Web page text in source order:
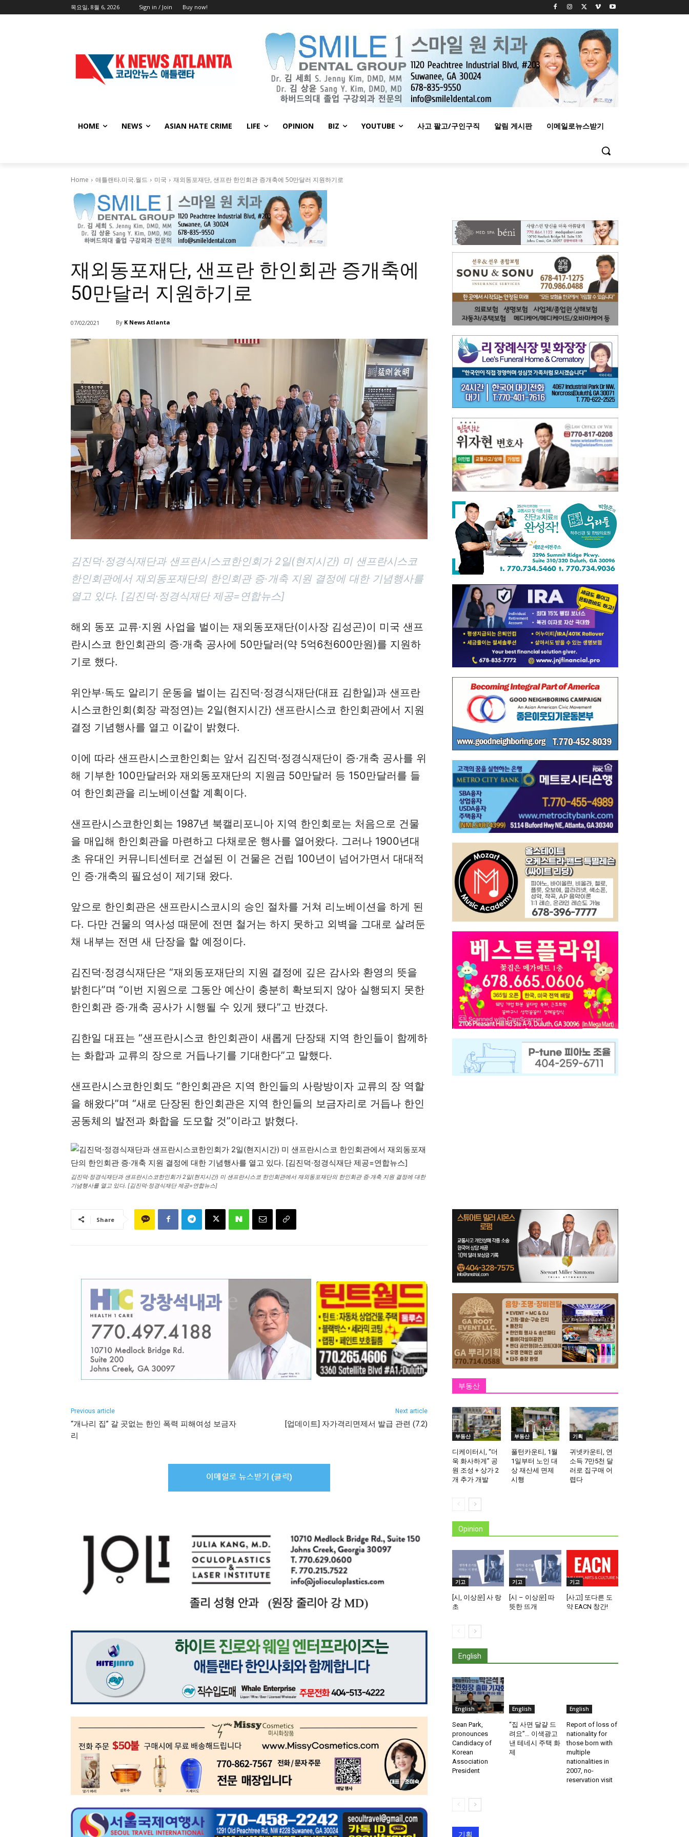
목요일, 8월 6, 2026 Sign in / Join Buy now!
HOME NEWS ASIAN HATE CRIME LIFE OPINION BIZ YOUTUBE 사고 팔고/구인구직 알림 게시판 이메일로뉴스받기
Home 애틀랜타.미국.월드 미국 재외동포재단, 샌프란 한인회관 증개축에 50만달러 지원하기로
재외동포재단, 샌프란 한인회관 증개축에
50만달러 지원하기로
07/02/2021 By K News Atlanta
김진덕·정경식재단과 샌프란시스코한인회가 2일(현지시간) 미 샌프란시스코
한인회관에서 재외동포재단의 한인회관 증·개축 지원 결정에 대한 기념행사를
열고 있다. [김진덕·정경식재단 제공=연합뉴스]
해외 동포 교류·지원 사업을 벌이는 재외동포재단(이사장 김성곤)이 미국 샌프
란시스코 한인회관의 증·개축 공사에 50만달러(약 5억6천600만원)를 지원하
기로 했다.
위안부·독도 알리기 운동을 벌이는 김진덕·정경식재단(대표 김한일)과 샌프란
시스코한인회(회장 곽정연)는 2일(현지시간) 샌프란시스코 한인회관에서 지원
결정 기념행사를 열고 이같이 밝혔다.
이에 따라 샌프란시스코한인회는 앞서 김진덕·정경식재단이 증·개축 공사를 위
해 기부한 100만달러와 재외동포재단의 지원금 50만달러 등 150만달러를 들
여 한인회관을 리노베이션할 계획이다.
샌프란시스코한인회는 1987년 북캘리포니아 지역 한인회로는 처음으로 건물
을 매입해 한인회관을 마련하고 다채로운 행사를 열어왔다. 그러나 1900년대
초 유대인 커뮤니티센터로 건설된 이 건물은 건립 100년이 넘어가면서 대대적
인 증·개축의 필요성이 제기돼 왔다.
앞으로 한인회관은 샌프란시스코시의 승인 절차를 거쳐 리노베이션을 하게 된
다. 다만 건물의 역사성 때문에 전면 철거는 하지 못하고 외벽을 그대로 살려둔
채 내부는 전면 새 단장을 할 예정이다.
김진덕·정경식재단은 “재외동포재단의 지원 결정에 깊은 감사와 환영의 뜻을
밝힌다”며 “이번 지원으로 그동안 예산이 충분히 확보되지 않아 실행되지 못한
한인회관 증·개축 공사가 시행될 수 있게 됐다”고 반겼다.
김한일 대표는 “샌프란시스코 한인회관이 새롭게 단장돼 지역 한인들이 함께하
는 화합과 교류의 장으로 거듭나기를 기대한다”고 말했다.
샌프란시스코한인회도 “한인회관은 지역 한인들의 사랑방이자 교류의 장 역할
을 해왔다”며 “새로 단장된 한인회관은 지역 한인들의 보금자리로 거듭나 한인
공동체의 발전과 화합을 도모할 것”이라고 밝혔다.
김진덕·정경식재단과 샌프란시스코한인회가 2일(현지시간) 미 샌프란시스코 한인회관에서 재외동포재단의 한인회관 증·개축 지원 결정에 대한
기념행사를 열고 있다. [김진덕·정경식재단 제공=연합뉴스]
Share
Previous article
“개나리 집” 갈 곳없는 한인 폭력 피해여성 보금자
리
Next article
[업데이트] ​자가격리면제서 발급 관련 (7.2)
부동산
부동산
디케이터시, “더
욱 화사하게” 공
원 조성 + 상가 2
개 추가 개발
부동산
풀턴카운티, 1월
1일부터 노인 대
상 재산세 면제
시행
기획
귀넷카운티, 연
소득 7만5천 달
러로 집구매 어
렵다
Opinion
기고
[시, 이상운] 사 랑
초
기고
[시 – 이상운] 따
뜻한 뜨개
기고
[사고] 또다른 도
약 EACN 창간!
English
English
Sean Park,
pronounces
Candidacy of
Korean
Association
President
English
“집 사면 달걀 드
려요”… 이색광고
낸 테네시 주택 화
제
English
Report of loss of
nationality for
those born with
multiple
nationalities in
2007, no-
reservation visit
기획